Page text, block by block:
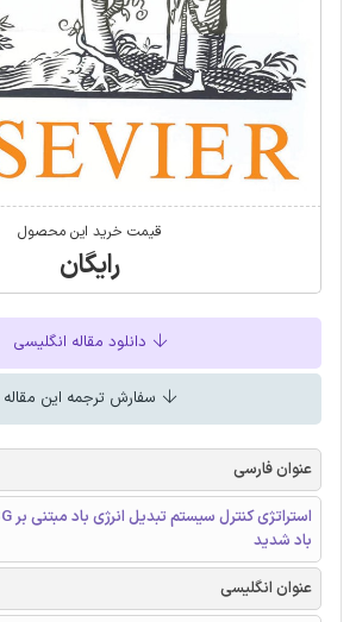
قیمت خرید این محصول
رایگان
دانلود مقاله انگلیسی
سفارش ترجمه این مقاله
عنوان فارسی
باد شدید
عنوان انگلیسی